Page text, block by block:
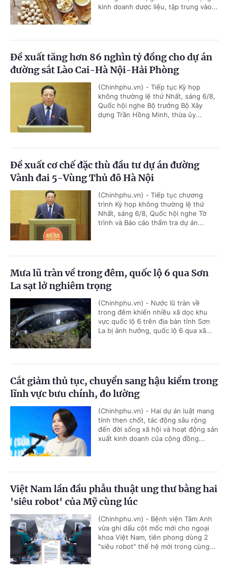
kinh doanh dược liệu, tập trung vào...
Đề xuất tăng hơn 86 nghìn tỷ đồng cho dự án
đường sắt Lào Cai-Hà Nội-Hải Phòng
(Chinhphu.vn) - Tiếp tục Kỳ họp
không thường lệ thứ Nhất, sáng 6/8,
Quốc hội nghe Bộ trưởng Bộ Xây
dựng Trần Hồng Minh, thừa ủy...
Đề xuất cơ chế đặc thù đầu tư dự án đường
Vành đai 5-Vùng Thủ đô Hà Nội
(Chinhphu.vn) - Tiếp tục chương
trình Kỳ họp không thường lệ thứ
Nhất, sáng 6/8, Quốc hội nghe Tờ
trình và Báo cáo thẩm tra dự án...
Mưa lũ tràn về trong đêm, quốc lộ 6 qua Sơn
La sạt lở nghiêm trọng
(Chinhphu.vn) - Nước lũ tràn về
trong đêm khiến nhiều xã dọc khu
vực quốc lộ 6 trên địa bàn tỉnh Sơn
La bị ảnh hưởng, quốc lộ 6 qua xã...
Cắt giảm thủ tục, chuyển sang hậu kiểm trong
lĩnh vực bưu chính, đo lường
(Chinhphu.vn) - Hai dự án luật mang
tính then chốt, tác động sâu rộng
đến đời sống xã hội và hoạt động sản
xuất kinh doanh của cộng đồng...
Việt Nam lần đầu phẫu thuật ung thư bằng hai
'siêu robot' của Mỹ cùng lúc
(Chinhphu.vn) - Bệnh viện Tâm Anh
vừa ghi dấu cột mốc mới cho ngoại
khoa Việt Nam, tiên phong dùng 2
"siêu robot" thế hệ mới trong cùng...